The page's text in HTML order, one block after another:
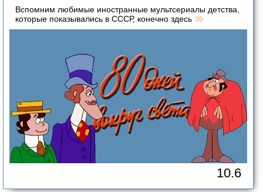
Вспомним любимые иностранные мультсериалы детства,
которые показывались в СССР, конечно здесь
10.6